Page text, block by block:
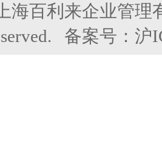
海百利来企业管理
备案号： 沪